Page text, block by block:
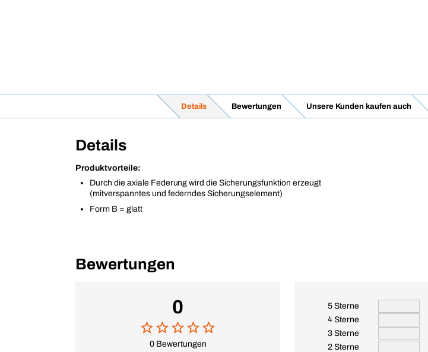
Details Bewertungen Unsere Kunden kaufen auch
Details
Produktvorteile:
Durch die axiale Federung wird die Sicherungsfunktion erzeugt
(mitverspanntes und federndes Sicherungselement)
Form B = glatt
Bewertungen
0
0 Bewertungen
5 Sterne
4 Sterne
3 Sterne
2 Sterne